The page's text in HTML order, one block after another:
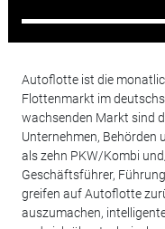
Autoflotte ist die
Flottenmarkt im
wachsenden Markt sind
Unternehmen, Behörden
als zehn PKW/Kombi
Geschäftsführer,
greifen auf Autoflotte
auszumachen,